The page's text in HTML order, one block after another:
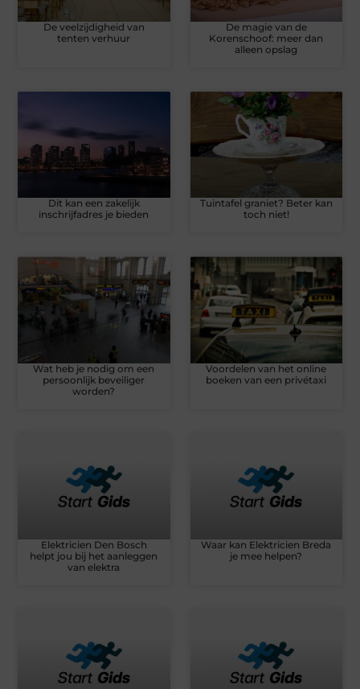
De veelzijdigheid van
tenten verhuur
De magie van de
Korenschoof: meer dan
alleen opslag
Dit kan een zakelijk
inschrijfadres je bieden
Tuintafel graniet? Beter kan
toch niet!
Wat heb je nodig om een
persoonlijk beveiliger
worden?
Voordelen van het online
boeken van een privétaxi
Elektricien Den Bosch
helpt jou bij het aanleggen
van elektra
Waar kan Elektricien Breda
je mee helpen?